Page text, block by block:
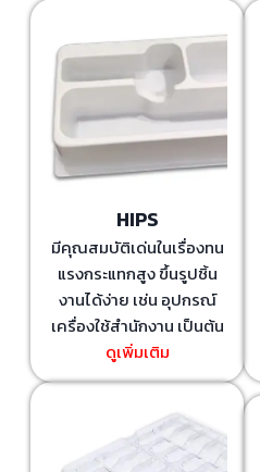
HIPS
มีคุณสมบัติเด่นในเรื่องทน
แรงกระแทกสูง ขึ้นรูปชิ้น
งานได้ง่าย เช่น อุปกรณ์
เครื่องใช้สำนักงาน เป็นต้น
ดูเพิ่มเติม